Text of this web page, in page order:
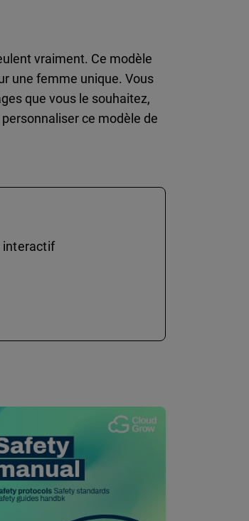
vraiment. Ce modèle
une femme unique. Vous
que vous le souhaitez,
ce modèle de
interactif